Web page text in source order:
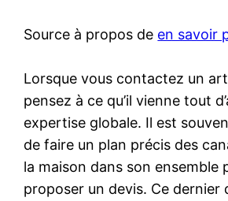
Source à propos de en savoir
Lorsque vous contactez un
pensez à ce qu’il vienne tout
expertise globale. Il est
de faire un plan précis des
la maison dans son ensemble
proposer un devis. Ce dernier